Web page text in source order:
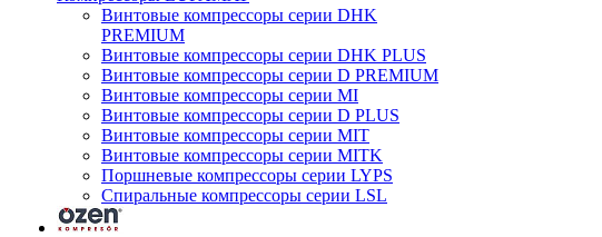
Винтовые компрессоры серии DHK
PREMIUM
Винтовые компрессоры серии DHK PLUS
Винтовые компрессоры серии D PREMIUM
Винтовые компрессоры серии MI
Винтовые компрессоры серии D PLUS
Винтовые компрессоры серии MIT
Винтовые компрессоры серии MITK
Поршневые компрессоры серии LYPS
Спиральные компрессоры серии LSL